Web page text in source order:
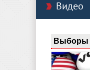
Видео
Выборы